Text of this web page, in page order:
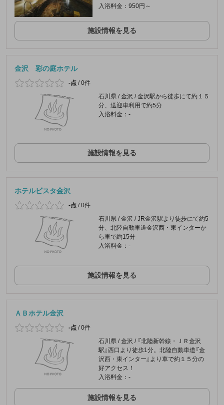
入浴料金：950円～
施設情報を見る
金沢 彩の庭ホテル
-点 /0件
石川県 / 金沢 / 金沢駅から徒歩にて約１５
分、送迎車利用で約5分
入浴料金：-
施設情報を見る
ホテルビスタ金沢
-点 /0件
石川県 / 金沢 / JR金沢駅より徒歩にて約5
分、北陸自動車道金沢西・東インターか
ら車で約15分
入浴料金：-
施設情報を見る
ＡＢホテル金沢
-点 /0件
石川県 / 金沢 / 『北陸新幹線・ＪＲ金沢
駅』西口より徒歩1分。北陸自動車道『金
沢西・東インター』より車で約１５分の
好アクセス！
入浴料金：-
施設情報を見る